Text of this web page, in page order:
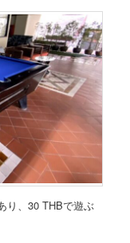
り、30 THBで遊ぶ